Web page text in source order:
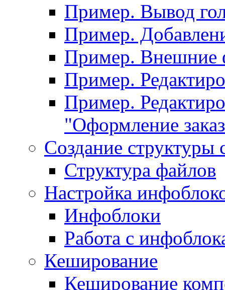
Пример. Вывод
Пример.
Пример. Внешние
Пример.
Пример.
"Оформление
Создание структуры
Структура файлов
Настройка
Инфоблоки
Работа с
Кеширование
Кеширование